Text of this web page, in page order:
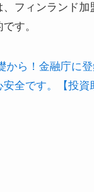
、フィンランド加
す。
から！金融庁に
安全です。【投資